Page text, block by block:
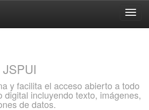
JSPUI
y facilita el acceso abierto a todo
digital incluyendo texto, imágenes,
de datos.